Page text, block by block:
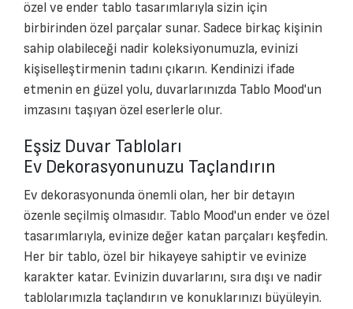
özel ve ender tablo tasarımlarıyla sizin için
birbirinden özel parçalar sunar. Sadece birkaç kişinin
sahip olabileceği nadir koleksiyonumuzla, evinizi
kişiselleştirmenin tadını çıkarın. Kendinizi ifade
etmenin en güzel yolu, duvarlarınızda Tablo Mood'un
imzasını taşıyan özel eserlerle olur.
Eşsiz Duvar Tabloları
Ev Dekorasyonunuzu Taçlandırın
Ev dekorasyonunda önemli olan, her bir detayın
özenle seçilmiş olmasıdır. Tablo Mood'un ender ve özel
tasarımlarıyla, evinize değer katan parçaları keşfedin.
Her bir tablo, özel bir hikayeye sahiptir ve evinize
karakter katar. Evinizin duvarlarını, sıra dışı ve nadir
tablolarımızla taçlandırın ve konuklarınızı büyüleyin.